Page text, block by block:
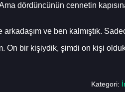
dördüncünün cennetin
ve ben kalmıştık.
On bir kişiydik, şimdi on kişi
Kategori: